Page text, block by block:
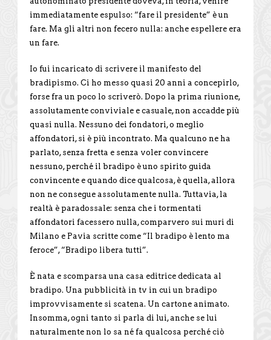
immediatamente espulso: “fare il presidente” è un
fare. Ma gli altri non fecero nulla: anche espellere era
un fare.
Io fui incaricato di scrivere il manifesto del
bradipismo. Ci ho messo quasi 20 anni a concepirlo,
forse fra un poco lo scriverò. Dopo la prima riunione,
assolutamente conviviale e casuale, non accadde più
quasi nulla. Nessuno dei fondatori, o meglio
affondatori, si è più incontrato. Ma qualcuno ne ha
parlato, senza fretta e senza voler convincere
nessuno, perché il bradipo è uno spirito guida
convincente e quando dice qualcosa, è quella, allora
non ne consegue assolutamente nulla. Tuttavia, la
realtà è paradossale: senza che i tormentati
affondatori facessero nulla, comparvero sui muri di
Milano e Pavia scritte come “Il bradipo è lento ma
feroce”, “Bradipo libera tutti”.
È nata e scomparsa una casa editrice dedicata al
bradipo. Una pubblicità in tv in cui un bradipo
improvvisamente si scatena. Un cartone animato.
Insomma, ogni tanto si parla di lui, anche se lui
naturalmente non lo sa né fa qualcosa perché ciò